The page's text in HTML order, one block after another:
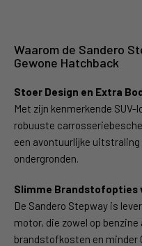
Waarom de Sandero
Gewone Hatchback
Stoer Design en Extra
Met zijn kenmerkende
robuuste
een avontuurlijke
ondergronden.
Slimme Brandstofopties
De Sandero Stepway is
motor, die zowel op
brandstofkosten en minder